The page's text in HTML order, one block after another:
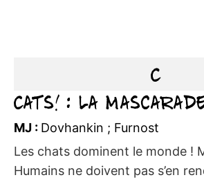
C
Cats! : la
MJ : Dovhankin ; Furnost
Les chats dominent le monde !
Humains ne doivent pas s’en